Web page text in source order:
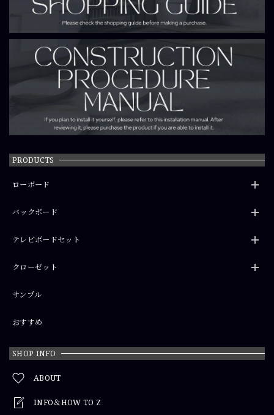
PRODUCTS
ローボード
バックボード
テレビボードセット
クローゼット
サンプル
おすすめ
SHOP INFO
ABOUT
INFO＆HOW TO Z